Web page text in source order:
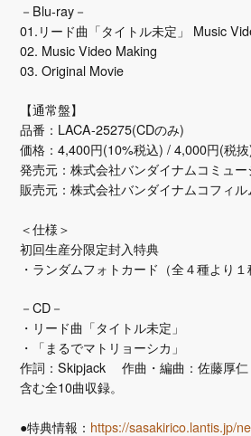
－Blu-ray－
01.リード曲「タイトル未定」 Music
02. Music Video Making
03. Original Movie
【通常盤】
品番：LACA-25275(CDのみ)
価格：4,400円(10%税込) / 4,000円(税
発売元：株式会社バンダイナムコミュ
販売元：株式会社バンダイナムコフィル
＜仕様＞
初回生産分限定封入特典
・ランダムフォトカード（全４種より１
－CD－
・リード曲「タイトル未定」
・「まるでマトリョーシカ」
作詞：Skipjack 作曲・編曲：佐藤厚仁
含む全10曲収録。
●特典情報： https://sasakirico.lantis.jp/